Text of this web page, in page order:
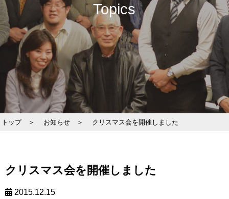
Topics
トップ ＞ お知らせ ＞ クリスマス会を開催しました
クリスマス会を開催しました
2015.12.15